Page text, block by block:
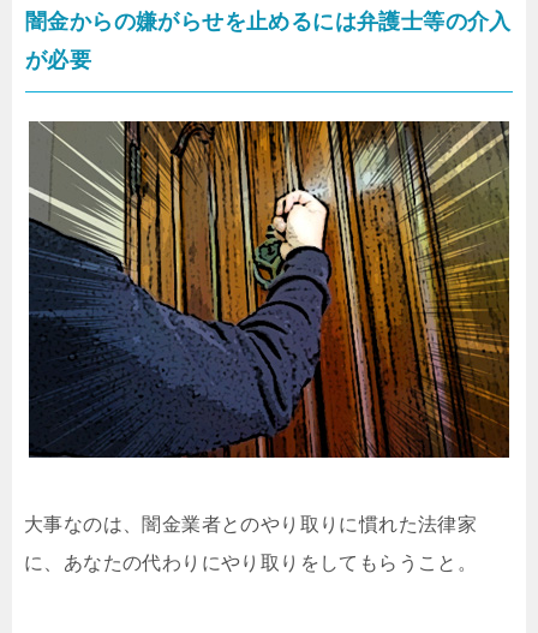
闇金からの嫌がらせを止めるには弁護士等の介入
が必要
大事なのは、闇金業者とのやり取りに慣れた法律家
に、あなたの代わりにやり取りをしてもらうこと。